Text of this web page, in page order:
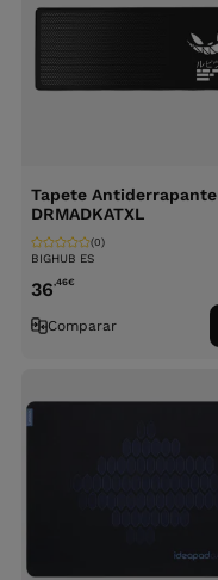
Tapete Antiderrapante
DRMADKATXL
BIGHUB ES
(0)
36,46€
Comparar